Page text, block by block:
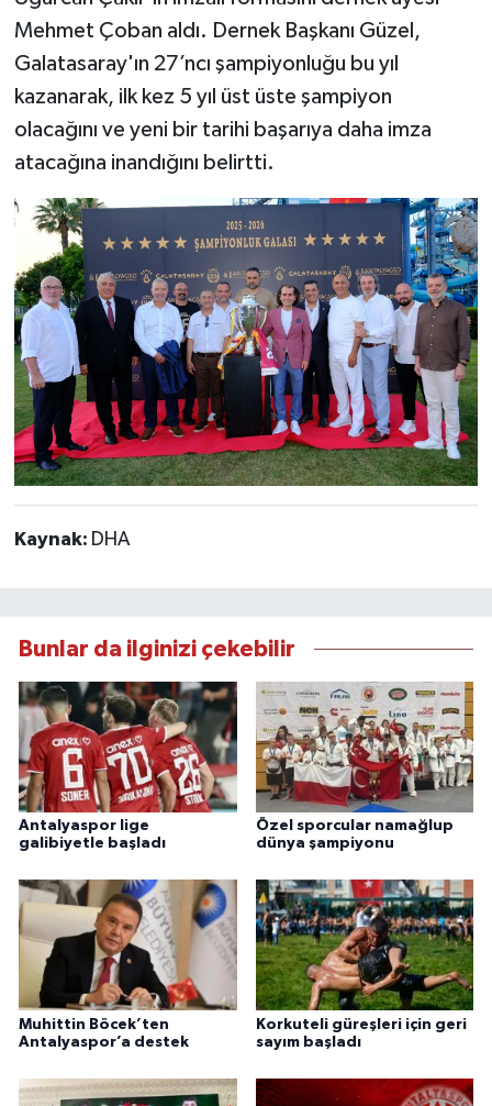
Mehmet Çoban aldı. Dernek Başkanı Güzel,
Galatasaray'ın 27’ncı şampiyonluğu bu yıl
kazanarak, ilk kez 5 yıl üst üste şampiyon
olacağını ve yeni bir tarihi başarıya daha imza
atacağına inandığını belirtti.
Kaynak: DHA
Bunlar da ilginizi çekebilir
Antalyaspor lige
galibiyetle başladı
Özel sporcular namağlup
dünya şampiyonu
Muhittin Böcek’ten
Antalyaspor’a destek
Korkuteli güreşleri için geri
sayım başladı